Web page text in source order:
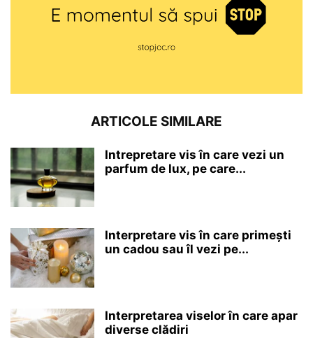
ARTICOLE SIMILARE
Intrepretare vis în care vezi un
parfum de lux, pe care...
Interpretare vis în care primești
un cadou sau îl vezi pe...
Interpretarea viselor în care apar
diverse clădiri